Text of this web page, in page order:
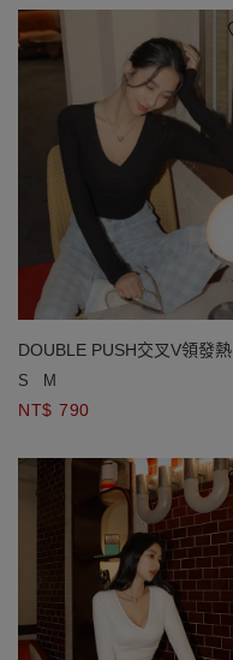
DOUBLE PUSH交叉V領發熱
BRA TOP
S M
NT$ 790